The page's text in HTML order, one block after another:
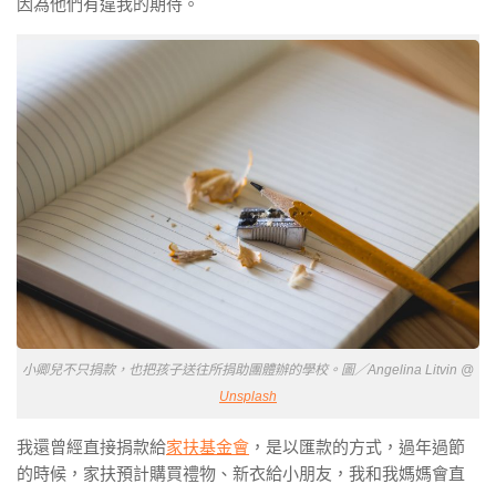
因為他們有違我的期待。
小卿兒不只捐款，也把孩子送往所捐助團體辦的學校。圖／Angelina Litvin @
Unsplash
我還曾經直接捐款給家扶基金會 ，是以匯款的方式，過年過節
的時候，家扶預計購買禮物、新衣給小朋友，我和我媽媽會直